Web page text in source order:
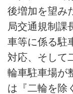
後増加を望み
局交通規制課
車等に係る駐
対応、そして
輪車駐車場が
は『二輪を除